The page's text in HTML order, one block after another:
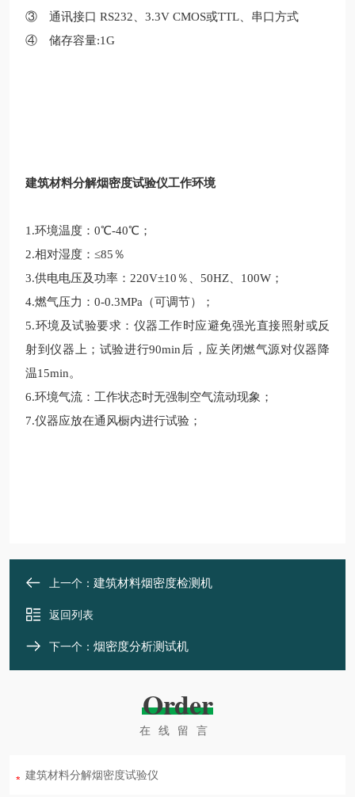
③ 通讯接口 RS232、3.3V CMOS或TTL、串口方式
④ 储存容量:1G
建筑材料分解烟密度试验仪工作环境
1.环境温度：0℃-40℃；
2.相对湿度：≤85％
3.供电电压及功率：220V±10％、50HZ、100W；
4.燃气压力：0-0.3MPa（可调节）；
5.环境及试验要求：仪器工作时应避免强光直接照射或反
射到仪器上；试验进行90min后，应关闭燃气源对仪器降
温15min。
6.环境气流：工作状态时无强制空气流动现象；
7.仪器应放在通风橱内进行试验；
上一个： 建筑材料烟密度检测机
返回列表
下一个： 烟密度分析测试机
Order
在线留言